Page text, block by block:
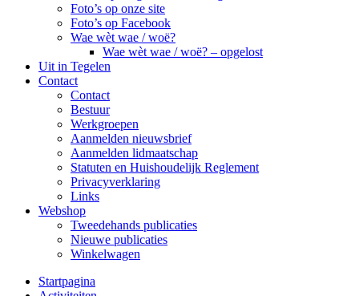
Foto’s op onze site
Foto’s op Facebook
Wae wèt wae / woë?
Wae wèt wae / woë? – opgelost
Uit in Tegelen
Contact
Contact
Bestuur
Werkgroepen
Aanmelden nieuwsbrief
Aanmelden lidmaatschap
Statuten en Huishoudelijk Reglement
Privacyverklaring
Links
Webshop
Tweedehands publicaties
Nieuwe publicaties
Winkelwagen
Startpagina